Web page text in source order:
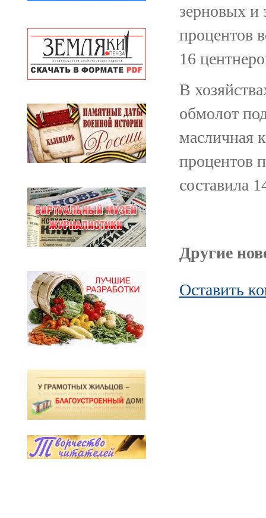
зерновых и
процентов
16
В
обмолот
масличная
процентов
составила
Другие
Оставить